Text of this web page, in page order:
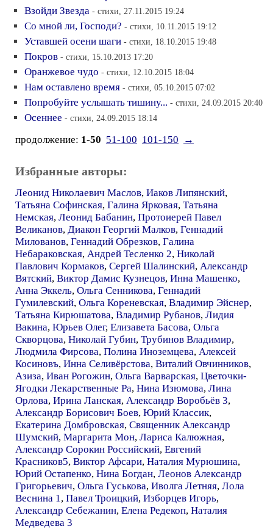
Взойди Звезда - стихи, 27.11.2015 19:24
Со мной ли, Господи? - стихи, 10.11.2015 19:12
Уставшей осени шаги - стихи, 18.10.2015 19:48
Покров - стихи, 15.10.2013 17:20
Оранжевое чудо - стихи, 12.10.2015 18:04
Нам оставлено время - стихи, 05.10.2015 07:02
Попробуйте услышать тишину... - стихи, 24.09.2015 20:40
Осеннее - стихи, 24.09.2015 18:14
продолжение: 1-50 51-100 101-150 →
Избранные авторы:
Леонид Николаевич Маслов, Иаков Липянский,
Татьяна Софинская, Галина Ярковая, Татьяна
Немская, Леонид Бабанин, Протоиерей Павел
Великанов, Диакон Георгий Малков, Геннадий
Милованов, Геннадий Обрезков, Галина
Небараковская, Андрей Тесленко 2, Николай
Павлович Кормаков, Сергей Шалинский, Александр
Вятский, Виктор Дамис Кузнецов, Инна Машенко,
Анна Эккель, Ольга Сенникова, Геннадий
Гумилевский, Ольга Кореневская, Владимир Эйснер,
Татьяна Кирюшатова, Владимир Рубанов, Лидия
Вакина, Юрьев Олег, Елизавета Басова, Ольга
Скворцова, Николай Губин, Трубинов Владимир,
Людмила Фирсова, Полина Иноземцева, Алексей
Косиновъ, Инна Селивёрстова, Виталий Овчинников,
Азиза, Иван Рогожин, Ольга Варварская, Цветочки-
Ягодки Лекарственные Ра, Нина Изюмова, Лина
Орлова, Ирина Ланская, Александр Воробьёв 3,
Александр Борисович Боев, Юрий Классик,
Екатерина Домбровская, Священник Александр
Шумский, Маргарита Мон, Лариса Калюжная,
Александр Сорокин Российский, Евгений
Красников5, Виктор Афсари, Наталия Мурюшина,
Юрий Остапенко, Нина Богдан, Леонов Александр
Григорьевич, Ольга Гуськова, Иволга Летняя, Лола
Веснина 1 , Павел Троицкий, Изборцев Игорь,
Александр Себежанин, Елена Редекоп, Наталия
Медведева 3